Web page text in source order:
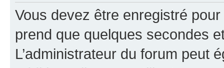
Vous devez être enregistré
prend que quelques secondes
L’administrateur du forum peut